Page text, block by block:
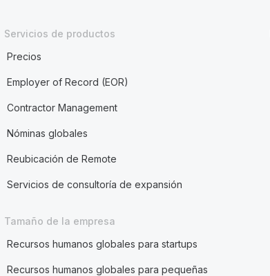
Servicios de productos
Precios
Employer of Record (EOR)
Contractor Management
Nóminas globales
Reubicación de Remote
Servicios de consultoría de expansión
Tamaño de la empresa
Recursos humanos globales para startups
Recursos humanos globales para pequeñas